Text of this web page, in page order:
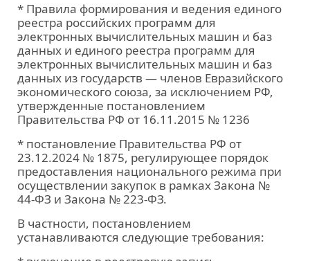
* Правила формирования и ведения единого
реестра российских программ для
электронных вычислительных машин и баз
данных и единого реестра программ для
электронных вычислительных машин и баз
данных из государств — членов Евразийского
экономического союза, за исключением РФ,
утвержденные постановлением
Правительства РФ от 16.11.2015 № 1236
* постановление Правительства РФ от
23.12.2024 № 1875, регулирующее порядок
предоставления национального режима при
осуществлении закупок в рамках Закона №
44‑ФЗ и Закона № 223‑ФЗ.
В частности, постановлением
устанавливаются следующие требования: